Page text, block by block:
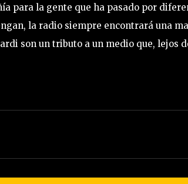
para la gente que ha pasado por
la radio siempre encontrará una
son un tributo a un medio que, lejos